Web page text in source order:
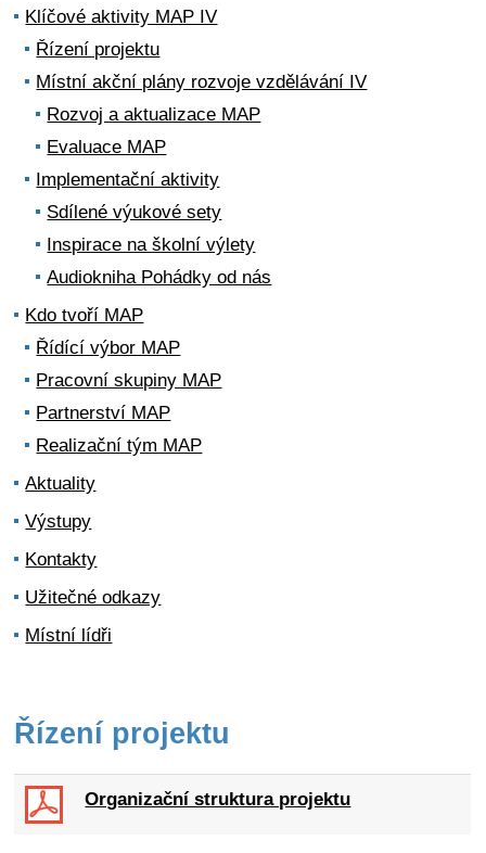
Klíčové aktivity MAP IV
Řízení projektu
Místní akční plány rozvoje vzdělávání IV
Rozvoj a aktualizace MAP
Evaluace MAP
Implementační aktivity
Sdílené výukové sety
Inspirace na školní výlety
Audiokniha Pohádky od nás
Kdo tvoří MAP
Řídící výbor MAP
Pracovní skupiny MAP
Partnerství MAP
Realizační tým MAP
Aktuality
Výstupy
Kontakty
Užitečné odkazy
Místní lídři
Řízení projektu
Organizační struktura projektu